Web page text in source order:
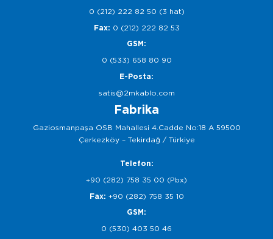
0 (212) 222 82 50 (3 hat)
Fax: 0 (212) 222 82 53
GSM:
0 (533) 658 80 90
E-Posta:
satis@2mkablo.com
Fabrika
Gaziosmanpaşa OSB Mahallesi 4.Cadde No:18 A 59500
Çerkezköy – Tekirdağ / Türkiye
Telefon:
+90 (282) 758 35 00 (Pbx)
Fax: +90 (282) 758 35 10
GSM:
0 (530) 403 50 46